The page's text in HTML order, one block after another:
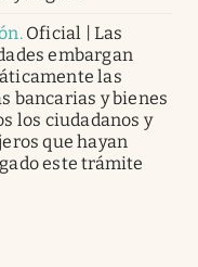
. Oficial | Las
embargan
las
bancarias y bienes
los ciudadanos y
que hayan
este trámite